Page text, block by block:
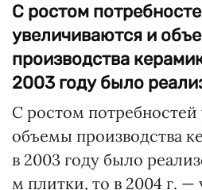
C ростом
увеличиваются и
производства
2003 году было
C ростом
объемы производства
в 2003 году было
м плитки, то в 2004 г.